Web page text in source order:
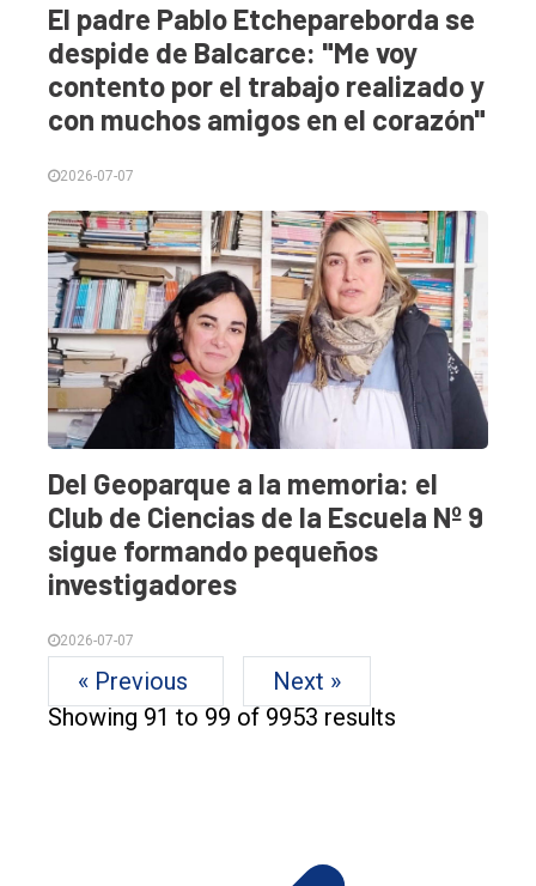
El padre Pablo Etchepareborda se
despide de Balcarce: "Me voy
contento por el trabajo realizado y
con muchos amigos en el corazón"
2026-07-07
Del Geoparque a la memoria: el
Club de Ciencias de la Escuela Nº 9
sigue formando pequeños
investigadores
2026-07-07
« Previous
Next »
Showing 91 to 99 of 9953 results